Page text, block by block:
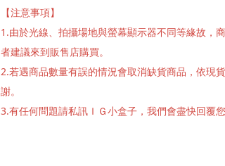
【注意事項】
1.由於光線、拍攝場地與螢幕顯示器不同等緣故，
者建議來到販售店購買。
2.若遇商品數量有誤的情況會取消缺貨商品，依現
謝。
3.有任何問題請私訊ＩＧ小盒子，我們會盡快回覆